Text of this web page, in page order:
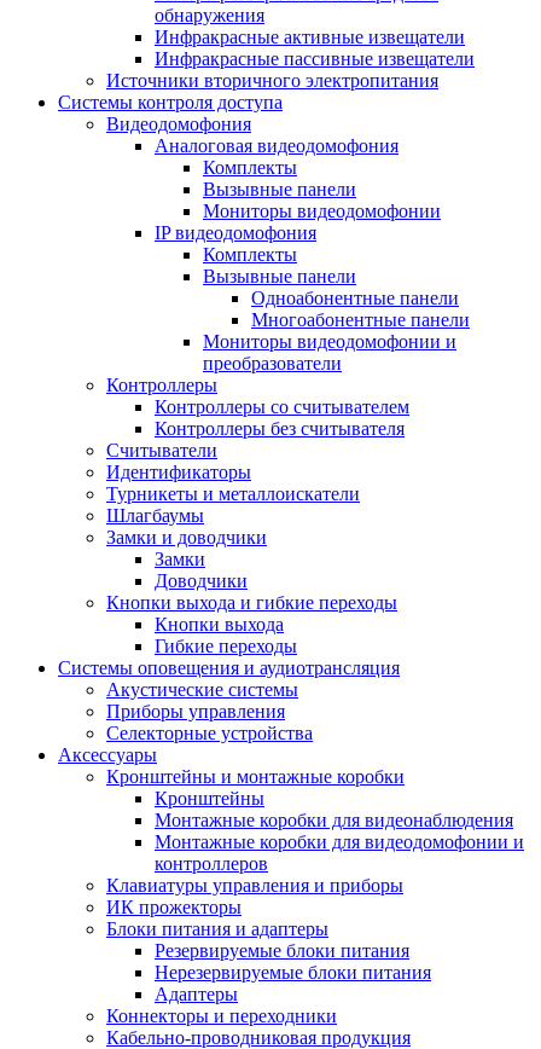
обнаружения
Инфракрасные активные извещатели
Инфракрасные пассивные извещатели
Источники вторичного электропитания
Системы контроля доступа
Видеодомофония
Аналоговая видеодомофония
Комплекты
Вызывные панели
Мониторы видеодомофонии
IP видеодомофония
Комплекты
Вызывные панели
Одноабонентные панели
Многоабонентные панели
Мониторы видеодомофонии и
преобразователи
Контроллеры
Контроллеры со считывателем
Контроллеры без считывателя
Считыватели
Идентификаторы
Турникеты и металлоискатели
Шлагбаумы
Замки и доводчики
Замки
Доводчики
Кнопки выхода и гибкие переходы
Кнопки выхода
Гибкие переходы
Системы оповещения и аудиотрансляция
Акустические системы
Приборы управления
Селекторные устройства
Аксессуары
Кронштейны и монтажные коробки
Кронштейны
Монтажные коробки для видеонаблюдения
Монтажные коробки для видеодомофонии и
контроллеров
Клавиатуры управления и приборы
ИК прожекторы
Блоки питания и адаптеры
Резервируемые блоки питания
Нерезервируемые блоки питания
Адаптеры
Коннекторы и переходники
Кабельно-проводниковая продукция